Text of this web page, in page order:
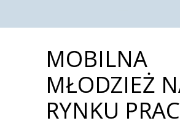
MOBILNA
MŁODZIEŻ
RYNKU